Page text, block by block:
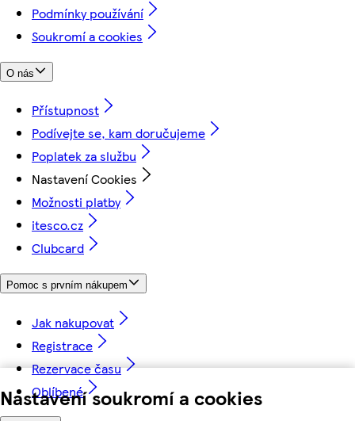
Nastavení soukromí a cookies
Podmínky používání
Soukromí a cookies
O nás
Přístupnost
Podívejte se, kam doručujeme
Poplatek za službu
Nastavení Cookies
Možnosti platby
itesco.cz
Clubcard
Pomoc s prvním nákupem
Jak nakupovat
Registrace
Rezervace času
Oblíbené